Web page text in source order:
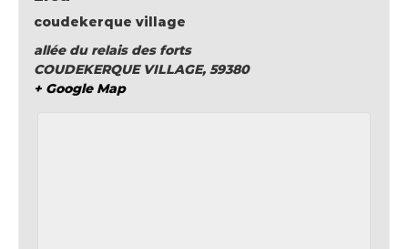
coudekerque village
allée du relais des forts
COUDEKERQUE VILLAGE, 59380
+ Google Map